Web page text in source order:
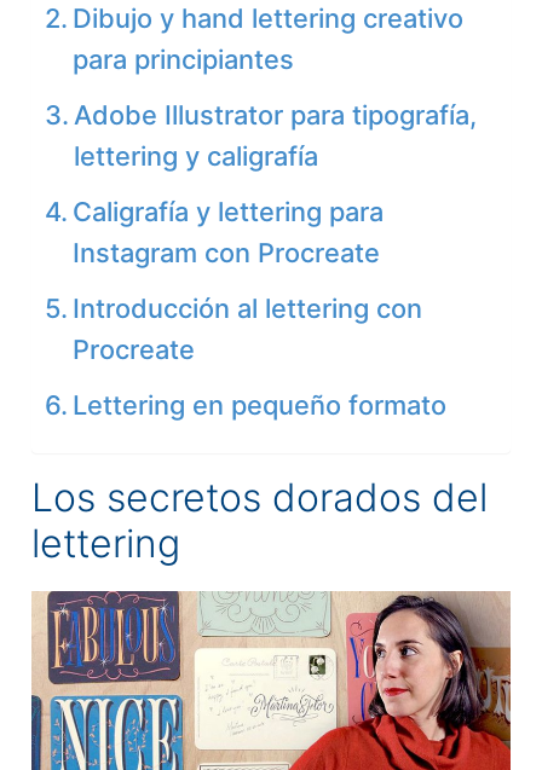
Dibujo y hand lettering creativo
para principiantes
Adobe Illustrator para tipografía,
lettering y caligrafía
Caligrafía y lettering para
Instagram con Procreate
Introducción al lettering con
Procreate
Lettering en pequeño formato
Los secretos dorados del
lettering